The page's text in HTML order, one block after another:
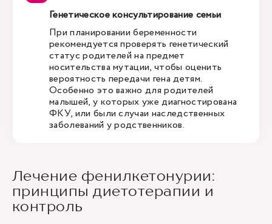
Генетическое консультирование семьи
При планировании беременности
рекомендуется проверять генетический
статус родителей на предмет
носительства мутации, чтобы оценить
вероятность передачи гена детям.
Особенно это важно для родителей
малышей, у которых уже диагностирована
ФКУ, или были случаи наследственных
заболеваний у родственников.
Лечение фенилкетонурии:
принципы диетотерапии и
контроль